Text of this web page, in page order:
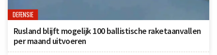
DEFENSIE
Rusland blijft mogelijk 100 ballistische raketaanvallen
per maand uitvoeren